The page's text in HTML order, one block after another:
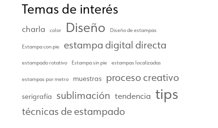
Temas de interés
charla color Diseño Diseño de estampas
Estampa con pie estampa digital directa
estampado rotativo Estampa sin pie estampas localizadas
estampas por metro muestras proceso creativo
serigrafía sublimación tendencia tips
técnicas de estampado